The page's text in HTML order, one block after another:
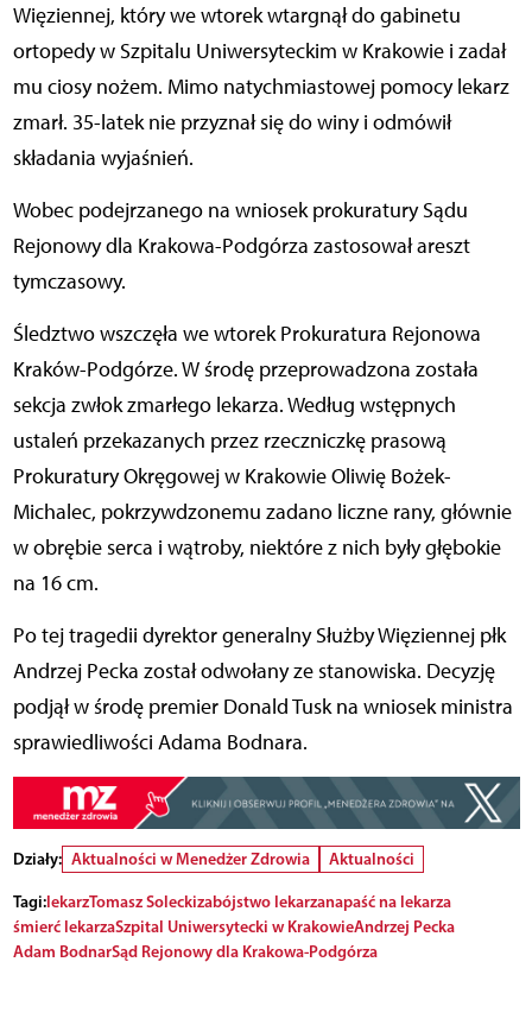
Więziennej, który we wtorek wtargnął do gabinetu
ortopedy w Szpitalu Uniwersyteckim w Krakowie i zadał
mu ciosy nożem. Mimo natychmiastowej pomocy lekarz
zmarł. 35-latek nie przyznał się do winy i odmówił
składania wyjaśnień.
Wobec podejrzanego na wniosek prokuratury Sądu
Rejonowy dla Krakowa-Podgórza zastosował areszt
tymczasowy.
Śledztwo wszczęła we wtorek Prokuratura Rejonowa
Kraków-Podgórze. W środę przeprowadzona została
sekcja zwłok zmarłego lekarza. Według wstępnych
ustaleń przekazanych przez rzeczniczkę prasową
Prokuratury Okręgowej w Krakowie Oliwię Bożek-
Michalec, pokrzywdzonemu zadano liczne rany, głównie
w obrębie serca i wątroby, niektóre z nich były głębokie
na 16 cm.
Po tej tragedii dyrektor generalny Służby Więziennej płk
Andrzej Pecka został odwołany ze stanowiska. Decyzję
podjął w środę premier Donald Tusk na wniosek ministra
sprawiedliwości Adama Bodnara.
Działy: Aktualności w Menedżer Zdrowia
Aktualności
Tagi:lekarzTomasz Soleckizabójstwo lekarzanapaść na lekarza
śmierć lekarzaSzpital Uniwersytecki w KrakowieAndrzej Pecka
Adam BodnarSąd Rejonowy dla Krakowa-Podgórza